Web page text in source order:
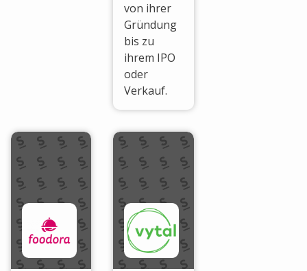
von ihrer
Gründung
bis zu
ihrem IPO
oder
Verkauf.